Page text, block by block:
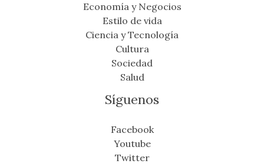
Economía y Negocios
Estilo de vida
Ciencia y Tecnología
Cultura
Sociedad
Salud
Síguenos
Facebook
Youtube
Twitter